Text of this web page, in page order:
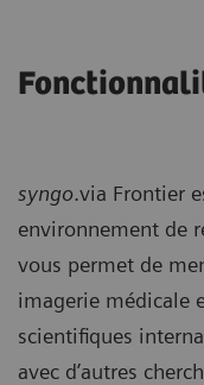
syngo.via Frontier
environnement de
vous permet de
imagerie médicale
scientifiques
avec d’autres